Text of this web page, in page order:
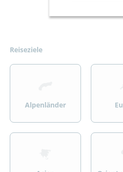
Reiseziele
>
Alpenländer
>
> >